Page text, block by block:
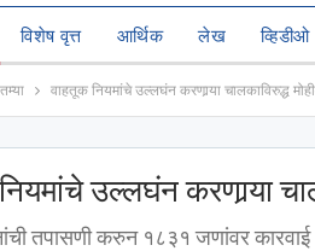
विशेष वृत्त आर्थिक लेख व्हिडीओ
वाहतूक नियमांचे उल्लघंन करणार्‍या चालकाविरुद्ध
उल्लघंन करणार्‍या
तपासणी करुन १८३१ जणांवर कारवाई